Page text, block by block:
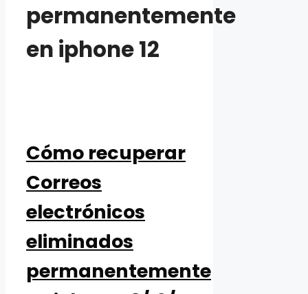
permanentemente
en iphone 12
Cómo recuperar
Correos
electrónicos
eliminados
permanentemente